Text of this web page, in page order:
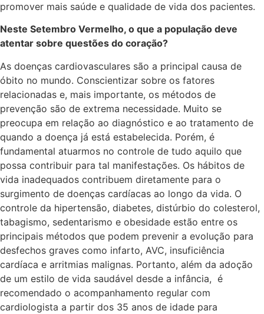
promover mais saúde e qualidade de vida dos pacientes.
Neste Setembro Vermelho, o que a população deve
atentar sobre questões do coração?
As doenças cardiovasculares são a principal causa de
óbito no mundo. Conscientizar sobre os fatores
relacionadas e, mais importante, os métodos de
prevenção são de extrema necessidade. Muito se
preocupa em relação ao diagnóstico e ao tratamento de
quando a doença já está estabelecida. Porém, é
fundamental atuarmos no controle de tudo aquilo que
possa contribuir para tal manifestações. Os hábitos de
vida inadequados contribuem diretamente para o
surgimento de doenças cardíacas ao longo da vida. O
controle da hipertensão, diabetes, distúrbio do colesterol,
tabagismo, sedentarismo e obesidade estão entre os
principais métodos que podem prevenir a evolução para
desfechos graves como infarto, AVC, insuficiência
cardíaca e arritmias malignas. Portanto, além da adoção
de um estilo de vida saudável desde a infância, é
recomendado o acompanhamento regular com
cardiologista a partir dos 35 anos de idade para